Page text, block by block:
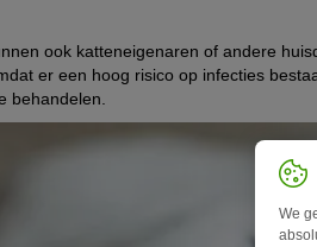
ook katteneigenaren of andere
er een hoog risico op infecties
behandelen.
We